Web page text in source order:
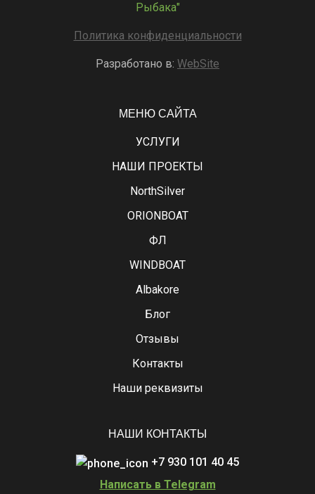
Рыбака"
Политика конфиденциальности
Разработано в: WebSite
МЕНЮ САЙТА
УСЛУГИ
НАШИ ПРОЕКТЫ
NorthSilver
ORIONBOAT
ФЛ
WINDBOAT
Albakore
Блог
Отзывы
Контакты
Наши реквизиты
НАШИ КОНТАКТЫ
+7 930 101 40 45
Написать в Telegram